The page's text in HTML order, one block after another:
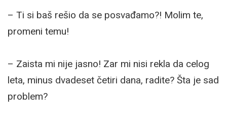
– Ti si baš rešio da se posvađamo?! Molim te,
promeni temu!
– Zaista mi nije jasno! Zar mi nisi rekla da celog
leta, minus dvadeset četiri dana, radite? Šta je sad
problem?